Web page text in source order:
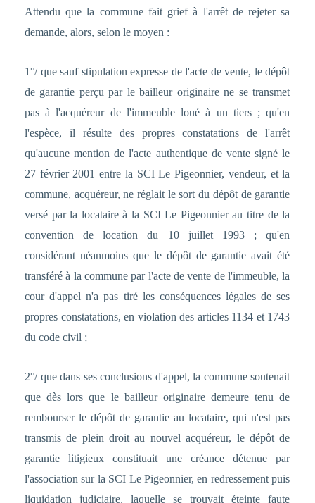
Attendu que la commune fait grief à l'arrêt de rejeter sa
demande, alors, selon le moyen :
1°/ que sauf stipulation expresse de l'acte de vente, le dépôt
de garantie perçu par le bailleur originaire ne se transmet
pas à l'acquéreur de l'immeuble loué à un tiers ; qu'en
l'espèce, il résulte des propres constatations de l'arrêt
qu'aucune mention de l'acte authentique de vente signé le
27 février 2001 entre la SCI Le Pigeonnier, vendeur, et la
commune, acquéreur, ne réglait le sort du dépôt de garantie
versé par la locataire à la SCI Le Pigeonnier au titre de la
convention de location du 10 juillet 1993 ; qu'en
considérant néanmoins que le dépôt de garantie avait été
transféré à la commune par l'acte de vente de l'immeuble, la
cour d'appel n'a pas tiré les conséquences légales de ses
propres constatations, en violation des articles 1134 et 1743
du code civil ;
2°/ que dans ses conclusions d'appel, la commune soutenait
que dès lors que le bailleur originaire demeure tenu de
rembourser le dépôt de garantie au locataire, qui n'est pas
transmis de plein droit au nouvel acquéreur, le dépôt de
garantie litigieux constituait une créance détenue par
l'association sur la SCI Le Pigeonnier, en redressement puis
liquidation judiciaire, laquelle se trouvait éteinte faute